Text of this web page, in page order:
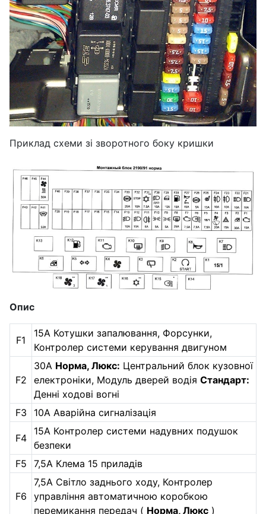
Приклад схеми зі зворотного боку кришки
Опис
F1
15А Котушки запалювання, Форсунки,
Контролер системи керування двигуном
F2
30А Норма, Люкс: Центральний блок кузовної
електроніки, Модуль дверей водіяСтандарт:
Денні ходові вогні
F3
10А Аварійна сигналізація
F4
15А Контролер системи надувних подушок
безпеки
F5
7,5А Клема 15 приладів
F6
7,5А Світло заднього ходу, Контролер
управління автоматичною коробкою
перемикання передач ( Норма, Люкс )